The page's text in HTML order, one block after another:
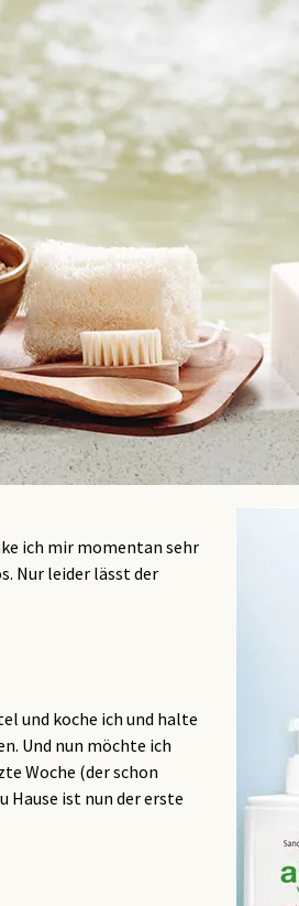
Nur leider lässt der
und koche ich und halte
Und nun möchte ich
Woche (der schon
Hause ist nun der erste